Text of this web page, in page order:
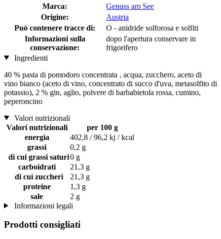
Marca:
Genuss am See
Origine:
Austria
Può contenere tracce di:
O - anidride solforosa e solfiti
Informazioni sulla
conservazione:
dopo l'apertura conservare in
frigorifero
Ingredienti
40 % pasta di pomodoro concentrata , acqua, zucchero, aceto di
vino bianco (aceto di vino, concentrato di succo d'uva, metasolfito di
potassio), 2 % gin, aglio, polvere di barbabietola rossa, cumino,
peperoncino
Valori nutrizionali
Valori nutrizionali
per 100 g
energia
402,8 / 96,2 kj / kcal
grassi
0,2 g
di cui grassi saturi0 g
carboidrati
21,3 g
di cui zuccheri
21,3 g
proteine
1,3 g
sale
2 g
Informazioni legali
Prodotti consigliati